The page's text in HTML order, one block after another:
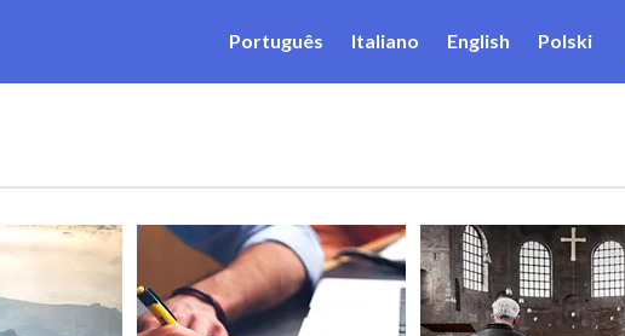
Português Italiano English Polski